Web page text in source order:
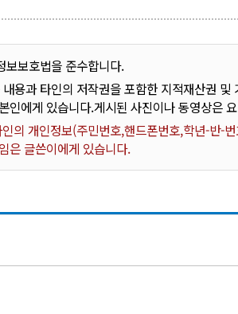
보보호법을 준수합니다.
용과 타인의 저작권을 포함한 지적재산권
인에게 있습니다.게시된 사진이나 동영상은
의 개인정보(주민번호,핸드폰번호,학년-반-
은 글쓴이에게 있습니다.